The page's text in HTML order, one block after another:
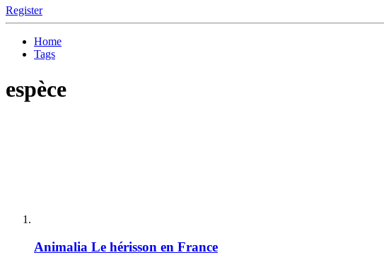
Register
Home
Tags
espèce
Animalia Le hérisson en France